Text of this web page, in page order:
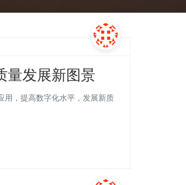
量发展新图景
用，提高数字化水平，发展新质